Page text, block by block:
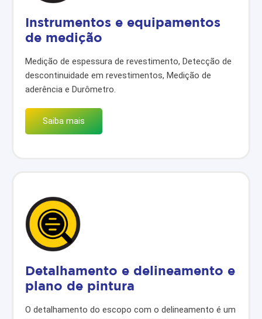
Instrumentos e equipamentos
de medição
Medição de espessura de revestimento, Detecção de
descontinuidade em revestimentos, Medição de
aderência e Durômetro.
Saiba mais
Detalhamento e delineamento e
plano de pintura
O detalhamento do escopo com o delineamento é um